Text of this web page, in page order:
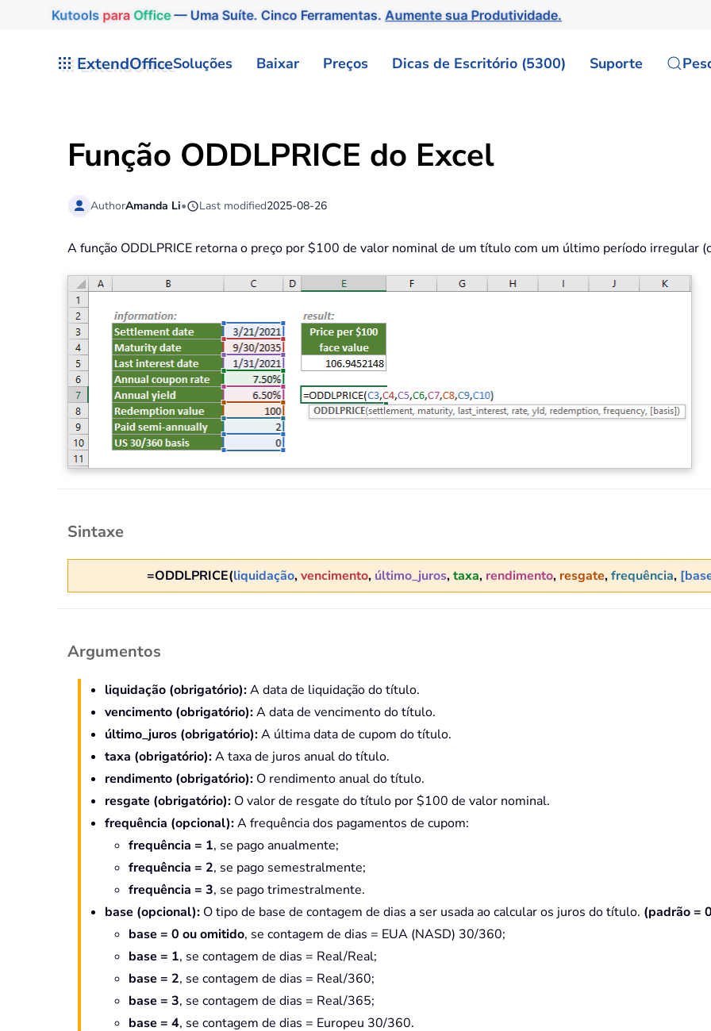
Kutools para Office— Uma Suíte. Cinco Ferramentas.Aumente sua Produtividade.
ExtendOfficeSoluções Baixar Preços Dicas de Escritório (5300) Suporte
Função ODDLPRICE do Excel
AuthorAmanda Li• Last modified2025-08-26
A função ODDLPRICE retorna o preço por $100 de valor nominal de um título com um último período irregular
Sintaxe
=ODDLPRICE(liquidação,vencimento, último_juros,taxa, rendimento, resgate,frequência,
Argumentos
liquidação (obrigatório):A data de liquidação do título.
vencimento (obrigatório):A data de vencimento do título.
último_juros (obrigatório):A última data de cupom do título.
taxa (obrigatório):A taxa de juros anual do título.
rendimento (obrigatório): O rendimento anual do título.
resgate (obrigatório): O valor de resgate do título por $100 de valor nominal.
frequência (opcional):A frequência dos pagamentos de cupom:
frequência = 1, se pago anualmente;
frequência = 2, se pago semestralmente;
frequência = 3, se pago trimestralmente.
base (opcional): O tipo de base de contagem de dias a ser usada ao calcular os juros do título. (padrão =
base = 0 ou omitido, se contagem de dias = EUA (NASD) 30/360;
base = 1, se contagem de dias = Real/Real;
base = 2, se contagem de dias = Real/360;
base = 3, se contagem de dias = Real/365;
base = 4, se contagem de dias = Europeu 30/360.